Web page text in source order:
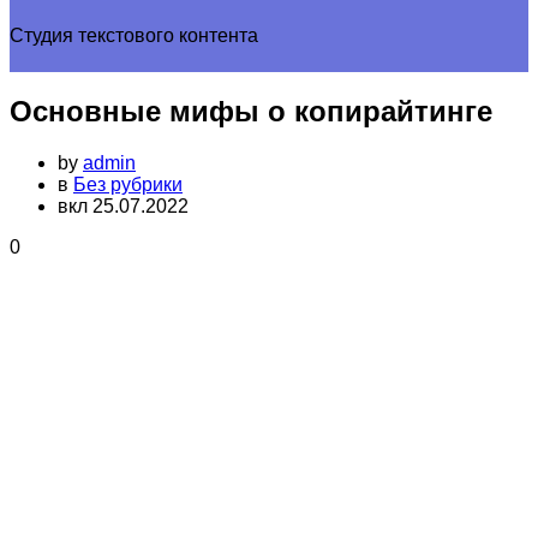
Студия текстового контента
Основные мифы о копирайтинге
by admin
в Без рубрики
вкл 25.07.2022
0